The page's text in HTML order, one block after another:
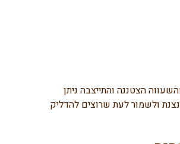
הצטננה והתייצבה ניתן
ולשמור לעת שרוצים להדליק